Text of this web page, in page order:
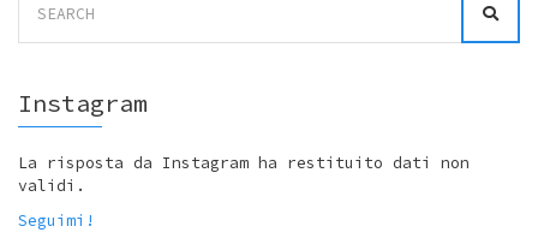
for:
Instagram
La risposta da Instagram ha restituito dati non
validi.
Seguimi!